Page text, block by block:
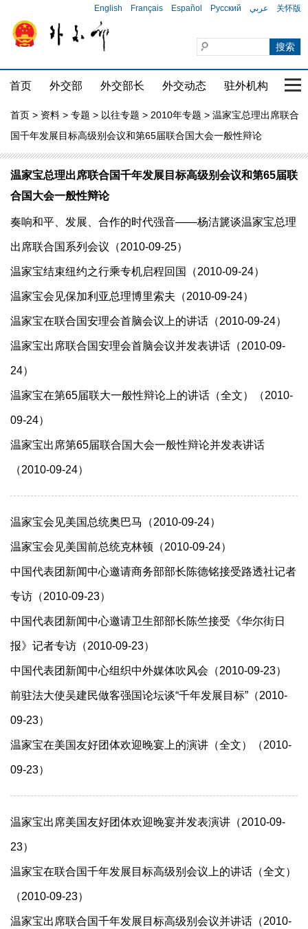
English Français Español Русский عربي 关怀版
首页 外交部 外交部长 外交动态 驻外机构 国
首页 > 资料 > 专题 > 以往专题 > 2010年专题 > 温家宝总理出席联合
国千年发展目标高级别会议和第65届联合国大会一般性辩论
温家宝总理出席联合国千年发展目标高级别会议和第65届联
合国大会一般性辩论
奏响和平、发展、合作的时代强音——杨洁篪谈温家宝总理
出席联合国系列会议（2010-09-25）
温家宝结束纽约之行乘专机启程回国（2010-09-24）
温家宝会见保加利亚总理博里索夫（2010-09-24）
温家宝在联合国安理会首脑会议上的讲话（2010-09-24）
温家宝出席联合国安理会首脑会议并发表讲话（2010-09-
24）
温家宝在第65届联大一般性辩论上的讲话（全文）（2010-
09-24）
温家宝出席第65届联合国大会一般性辩论并发表讲话
（2010-09-24）
温家宝会见美国总统奥巴马（2010-09-24）
温家宝会见美国前总统克林顿（2010-09-24）
中国代表团新闻中心邀请商务部部长陈德铭接受路透社记者
专访（2010-09-23）
中国代表团新闻中心邀请卫生部部长陈竺接受《华尔街日
报》记者专访（2010-09-23）
中国代表团新闻中心组织中外媒体吹风会（2010-09-23）
前驻法大使吴建民做客强国论坛谈“千年发展目标”（2010-
09-23）
温家宝在美国友好团体欢迎晚宴上的演讲（全文）（2010-
09-23）
温家宝出席美国友好团体欢迎晚宴并发表演讲（2010-09-
23）
温家宝在联合国千年发展目标高级别会议上的讲话（全文）
（2010-09-23）
温家宝出席联合国千年发展目标高级别会议并讲话（2010-